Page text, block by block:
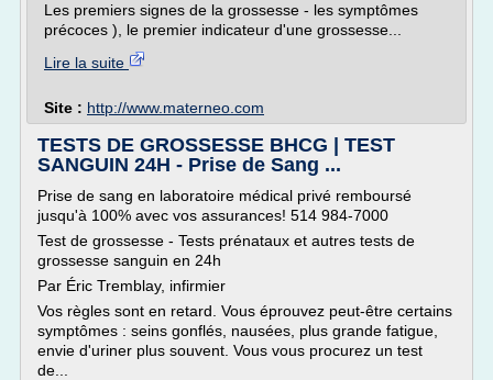
Les premiers signes de la grossesse - les symptômes
précoces ), le premier indicateur d'une grossesse...
Lire la suite
Site : http://www.materneo.com
TESTS DE GROSSESSE BHCG | TEST
SANGUIN 24H - Prise de Sang ...
Prise de sang en laboratoire médical privé remboursé
jusqu'à 100% avec vos assurances! 514 984-7000
Test de grossesse - Tests prénataux et autres tests de
grossesse sanguin en 24h
Par Éric Tremblay, infirmier
Vos règles sont en retard. Vous éprouvez peut-être certains
symptômes : seins gonflés, nausées, plus grande fatigue,
envie d'uriner plus souvent. Vous vous procurez un test
de...